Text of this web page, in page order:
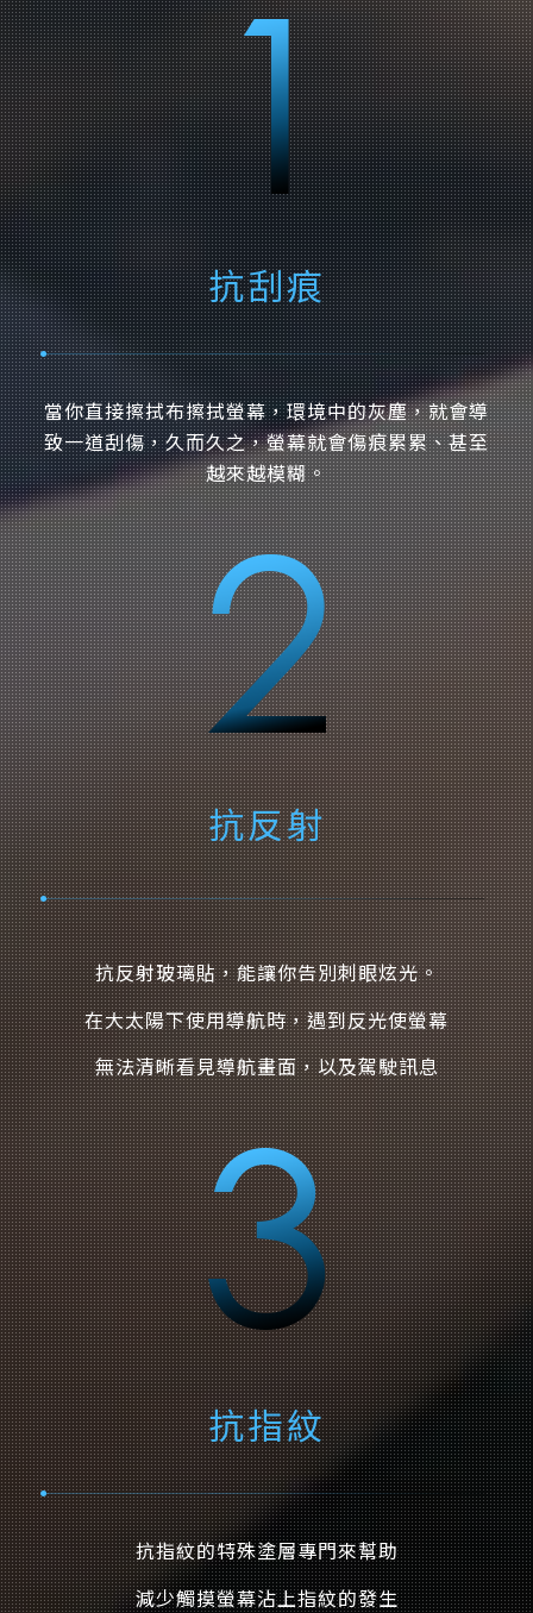
抗刮痕
當你直接擦拭布擦拭螢幕，環境中的灰塵，就會導
致一道刮傷，久而久之，螢幕就會傷痕累累、甚至
越來越模糊。
抗反射
抗反射玻璃貼，能讓你告別刺眼炫光。
在大太陽下使用導航時，遇到反光使螢幕
無法清晰看見導航畫面，以及駕駛訊息
抗指紋
抗指紋的特殊塗層專門來幫助
減少觸摸螢幕沾上指紋的發生